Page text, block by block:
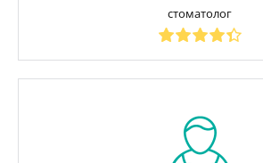
стоматолог